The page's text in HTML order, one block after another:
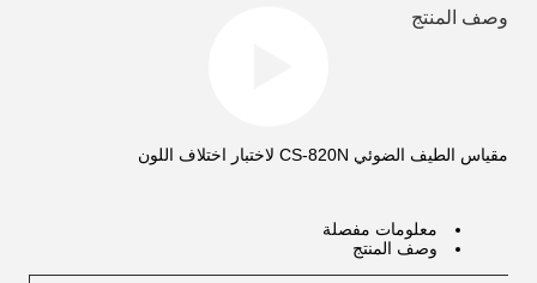
وصف المنتج
مقياس الطيف الضوئي CS-820N لاختبار اختلاف اللون
معلومات مفصلة
وصف المنتج